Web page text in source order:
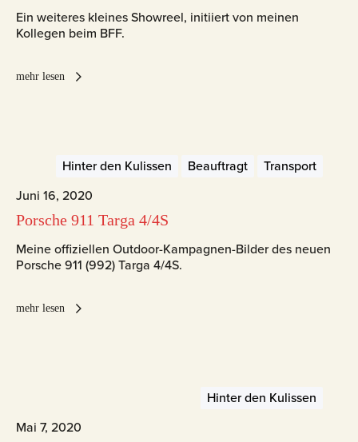
Ein weiteres kleines Showreel, initiiert von meinen
Kollegen beim BFF.
mehr lesen
Hinter den Kulissen Beauftragt
Transport
Juni 16, 2020
Porsche 911 Targa 4/4S
Meine offiziellen Outdoor-Kampagnen-Bilder des neuen
Porsche 911 (992) Targa 4/4S.
mehr lesen
Hinter den Kulissen
Mai 7, 2020